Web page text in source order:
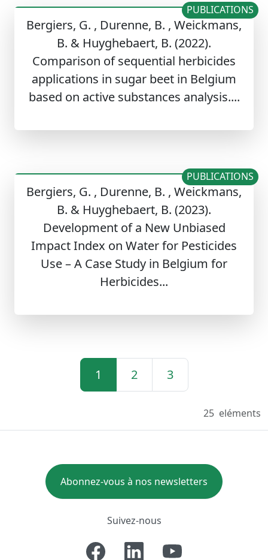
Bergiers, G. , Durenne, B. , Weickmans,
B. & Huyghebaert, B. (2022).
Comparison of sequential herbicides
applications in sugar beet in Belgium
based on active substances analysis....
PUBLICATIONS
Bergiers, G. , Durenne, B. , Weickmans,
B. & Huyghebaert, B. (2023).
Development of a New Unbiased
Impact Index on Water for Pesticides
Use – A Case Study in Belgium for
Herbicides...
PUBLICATIONS
1 2 3
25 eléments
Abonnez-vous à nos newsletters
Suivez-nous